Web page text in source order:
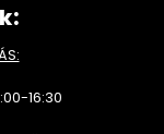
16:30